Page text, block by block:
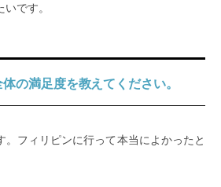
です。
の満足度を教えてください。
。フィリピンに行って本当によかったと